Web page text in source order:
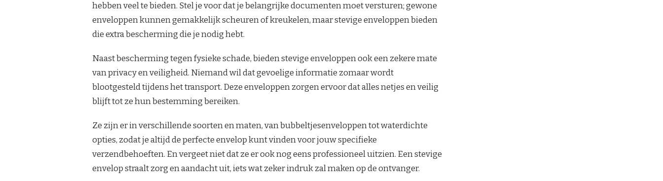
hebben veel te bieden. Stel je voor dat je belangrijke documenten moet versturen; gewone
enveloppen kunnen gemakkelijk scheuren of kreukelen, maar stevige enveloppen bieden
die extra bescherming die je nodig hebt.
Naast bescherming tegen fysieke schade, bieden stevige enveloppen ook een zekere mate
van privacy en veiligheid. Niemand wil dat gevoelige informatie zomaar wordt
blootgesteld tijdens het transport. Deze enveloppen zorgen ervoor dat alles netjes en veilig
blijft tot ze hun bestemming bereiken.
Ze zijn er in verschillende soorten en maten, van bubbeltjesenveloppen tot waterdichte
opties, zodat je altijd de perfecte envelop kunt vinden voor jouw specifieke
verzendbehoeften. En vergeet niet dat ze er ook nog eens professioneel uitzien. Een stevige
envelop straalt zorg en aandacht uit, iets wat zeker indruk zal maken op de ontvanger.